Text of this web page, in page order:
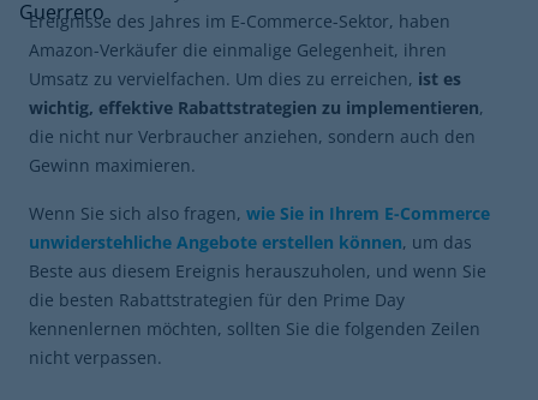
Ereignisse des Jahres im E-Commerce-Sektor, haben
Amazon-Verkäufer die einmalige Gelegenheit, ihren
Umsatz zu vervielfachen. Um dies zu erreichen, ist es
wichtig, effektive Rabattstrategien zu implementieren,
die nicht nur Verbraucher anziehen, sondern auch den
Gewinn maximieren.
Wenn Sie sich also fragen, wie Sie in Ihrem E-Commerce
unwiderstehliche Angebote erstellen können, um das
Beste aus diesem Ereignis herauszuholen, und wenn Sie
die besten Rabattstrategien für den Prime Day
kennenlernen möchten, sollten Sie die folgenden Zeilen
nicht verpassen.